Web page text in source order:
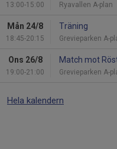
13:00-15:00 Ryavallen A-plan
Mån 24/8
18:45-20:15
Träning
Grevieparken A-
Ons 26/8
19:00-21:00
Match mot
Grevieparken A-
Hela kalendern